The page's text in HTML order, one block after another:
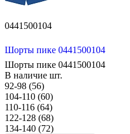
0441500104
Шорты пике 0441500104
Шорты пике 0441500104
В наличие шт.
92-98 (56)
104-110 (60)
110-116 (64)
122-128 (68)
134-140 (72)